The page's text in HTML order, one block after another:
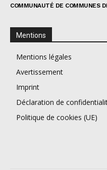
COMMUNAUTÉ DE COMMUNES
Mentions
Mentions légales
Avertissement
Imprint
Déclaration de
Politique de cookies (UE)